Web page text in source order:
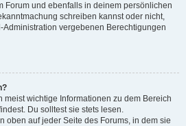
Forum und ebenfalls in deinem persönlichen
schreiben kannst oder nicht,
Administration vergebenen Berechtigungen
meist wichtige Informationen zu dem Bereich
Du solltest sie stets lesen.
oben auf jeder Seite des Forums, in dem sie